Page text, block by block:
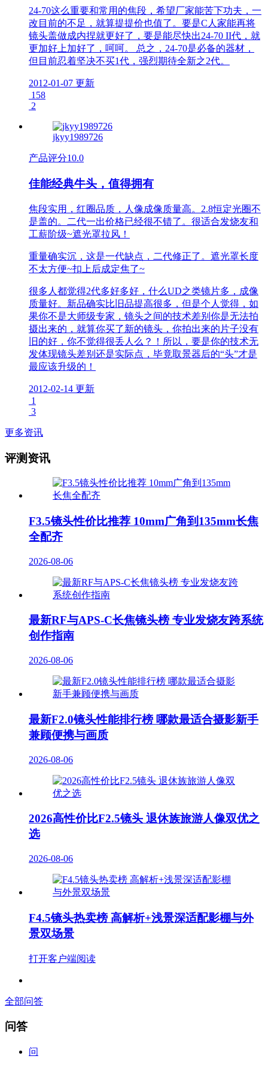
24-70这么重要和常用的焦段，希望厂家能苦下功夫，一
改目前的不足，就算提提价也值了。要是C人家能再将
镜头盖做成内捏就更好了，要是能尽快出24-70 II代，就
更加好上加好了，呵呵。 总之，24-70是必备的器材，
但目前忍着坚决不买1代，强烈期待全新之2代。
2012-01-07 更新
158
2
jkyy1989726
产品评分10.0
佳能经典牛头，值得拥有
焦段实用，红圈品质，人像成像质量高。2.8恒定光圈不
是盖的。二代一出价格已经很不错了。很适合发烧友和
工薪阶级~遮光罩拉风！
重量确实沉，这是一代缺点，二代修正了。遮光罩长度
不太方便~扣上后成定焦了~
很多人都觉得2代多好多好，什么UD之类镜片多，成像
质量好。新品确实比旧品提高很多，但是个人觉得，如
果你不是大师级专家，镜头之间的技术差别你是无法拍
摄出来的，就算你买了新的镜头，你拍出来的片子没有
旧的好，你不觉得很丢人么？！所以，要是你的技术无
发体现镜头差别还是实际点，毕竟取景器后的“头”才是
最应该升级的！
2012-02-14 更新
1
3
更多资讯
评测资讯
F3.5镜头性价比推荐 10mm广角到135mm长焦
全配齐
2026-08-06
最新RF与APS-C长焦镜头榜 专业发烧友跨系统
创作指南
2026-08-06
最新F2.0镜头性能排行榜 哪款最适合摄影新手
兼顾便携与画质
2026-08-06
2026高性价比F2.5镜头 退休族旅游人像双优之
选
2026-08-06
F4.5镜头热卖榜 高解析+浅景深适配影棚与外
景双场景
打开客户端阅读
全部问答
问答
问